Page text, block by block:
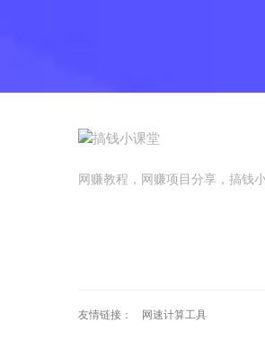
网赚教程，网赚项目分享，搞钱
友情链接： 网速计算工具